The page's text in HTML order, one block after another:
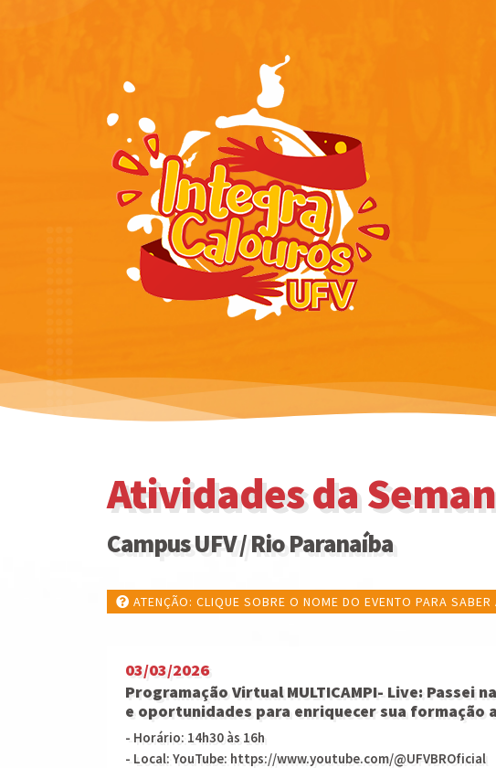
Atividades da
Campus UFV / Rio Paranaíba
ATENÇÃO: CLIQUE SOBRE O NOME DO EVENTO PARA SABER
03/03/2026
Programação Virtual MULTICAMPI- Live: Passei
e oportunidades para enriquecer sua formação
- Horário: 14h30 às 16h
- Local: YouTube: https://www.youtube.com/@UFVBROficial